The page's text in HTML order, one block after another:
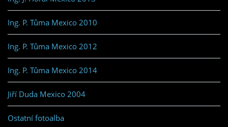
Ing. P. Tůma Mexico 2010
Ing. P. Tůma Mexico 2012
Ing. P. Tůma Mexico 2014
Jiří Duda Mexico 2004
Ostatní fotoalba